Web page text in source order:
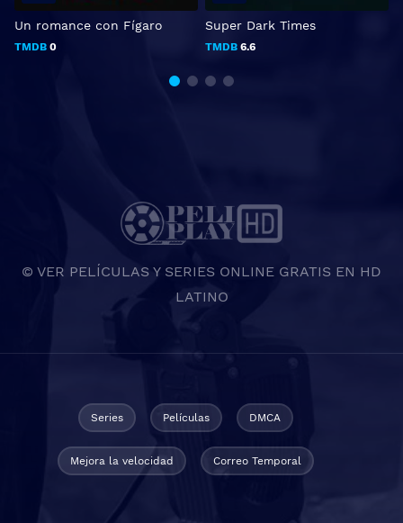
Un romance con Fígaro
TMDB 0
Super Dark Times
TMDB 6.6
© VER PELÍCULAS Y SERIES ONLINE GRATIS EN HD
LATINO
Series Películas DMCA
Mejora la velocidad Correo Temporal